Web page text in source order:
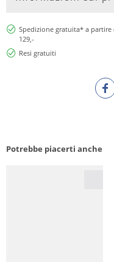
Spedizione gratuita* a partire
129,-
Resi gratuiti
Potrebbe piacerti anche